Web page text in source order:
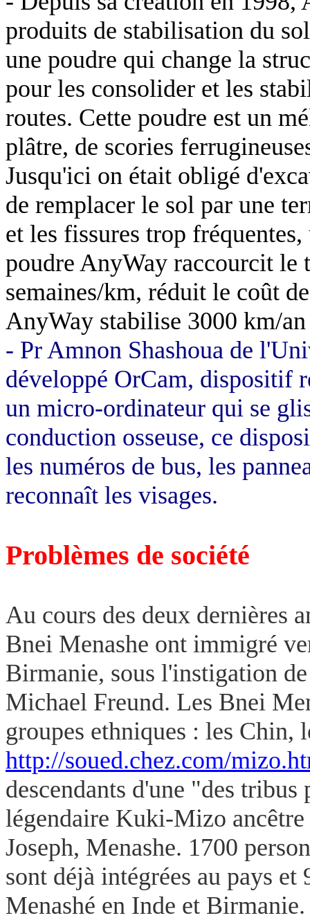
produits de stabilisation du
une poudre qui change la
pour les consolider et les
routes. Cette poudre est un
plâtre, de scories
Jusqu'ici on était obligé
de remplacer le sol par une
et les fissures trop
poudre AnyWay raccourcit le
semaines/km, réduit le coût
AnyWay stabilise 3000 km/
- Pr Amnon Shashoua de
développé OrCam, dispositif
un micro-ordinateur qui se
conduction osseuse, ce
les numéros de bus, les
reconnaît les visages.
Problèmes de société
Au cours des deux dernières
Bnei Menashe ont immigré
Birmanie, sous l'instigation
Michael Freund. Les Bnei
groupes ethniques : les
http://soued.chez.com/
descendants d'une "des
légendaire Kuki-Mizo
Joseph, Menashe. 1700
sont déjà intégrées au pays
Menashé en Inde et Birmanie.